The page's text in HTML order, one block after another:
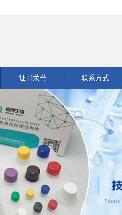
证书荣誉 联系方式